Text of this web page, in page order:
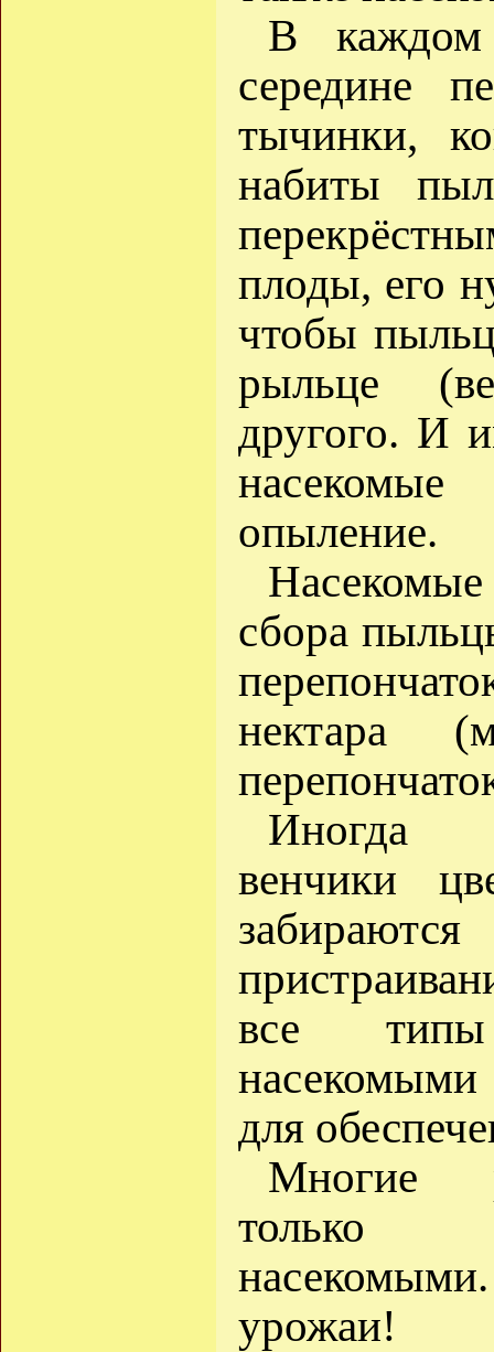
В каждом
середине
тычинки,
набиты
плоды, его
чтобы
рыльце
другого. И
опыление.
сбора
нектара
Иногда
венчики
все типы
насекомыми
для
Многие
только
урожаи!